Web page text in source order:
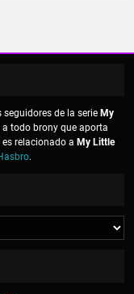
de la serie My
todo brony que aporta
relacionado a My Little
.